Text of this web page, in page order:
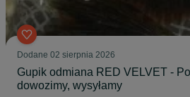
Dodane 02 sierpnia 2026
Gupik odmiana RED VELVET -
dowozimy, wysyłamy